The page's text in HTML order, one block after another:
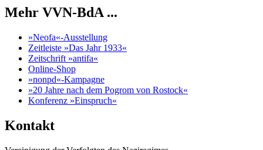
Mehr VVN-BdA ...
»Neofa«-Ausstellung
Zeitleiste »Das Jahr 1933«
Zeitschrift »antifa«
Online-Shop
»nonpd«-Kampagne
»20 Jahre nach dem Pogrom von Rostock«
Konferenz »Einspruch«
Kontakt